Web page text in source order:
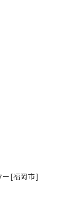
ー[福岡市]